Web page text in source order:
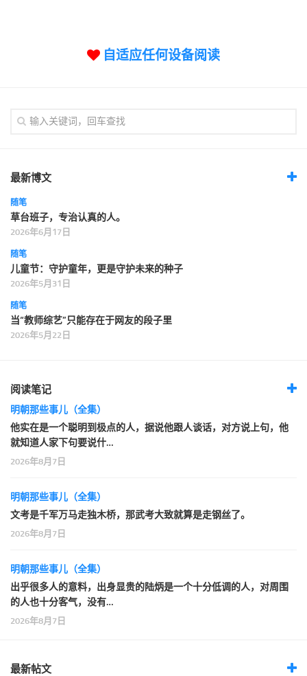
友情链接
自适应任何设备阅读
最新博文
随笔
草台班子，专治认真的人。
2026年6月17日
随笔
儿童节：守护童年，更是守护未来的种子
2026年5月31日
随笔
当“教师综艺”只能存在于网友的段子里
2026年5月22日
阅读笔记
明朝那些事儿（全集）
他实在是一个聪明到极点的人，据说他跟人谈话，对方说上句，他
就知道人家下句要说什…
2026年8月7日
明朝那些事儿（全集）
文考是千军万马走独木桥，那武考大致就算是走钢丝了。
2026年8月7日
明朝那些事儿（全集）
出乎很多人的意料，出身显贵的陆炳是一个十分低调的人，对周围
的人也十分客气，没有…
2026年8月7日
最新帖文